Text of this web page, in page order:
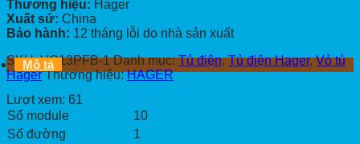
Thương hiệu: Hager
Xuất sứ: China
Bảo hành: 12 tháng lỗi do nhà sản xuất
SKU:VG13PFB-1 Danh mục:Tủ điện,Tủ điện Hager,Vỏ tủ
Hager Thương hiệu:HAGER
Mô tả
Lượt xem: 61
Số module
10
Số đường
1